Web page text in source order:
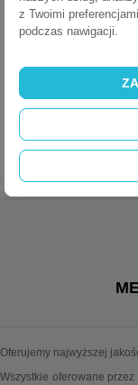
POBIERZ
Power Frame -
Oferujemy najwyższej
Wszystkie oferowane
z Twoimi
podczas nawigacji.